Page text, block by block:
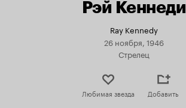
Рэй Кеннеди
Ray Kennedy
26 ноября, 1946
Стрелец
Любимая звезда Добавить